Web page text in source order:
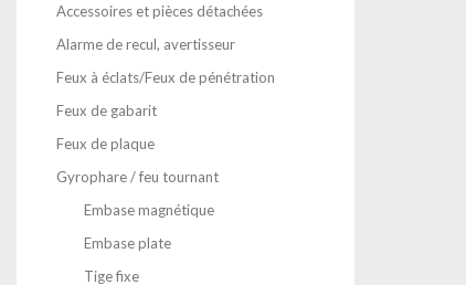
Accessoires et pièces détachées
Alarme de recul, avertisseur
Feux à éclats/Feux de pénétration
Feux de gabarit
Feux de plaque
Gyrophare / feu tournant
Embase magnétique
Embase plate
Tige fixe